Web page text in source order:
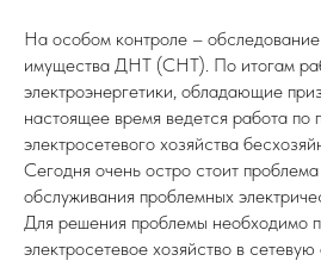
На особом контроле – обследование
имущества ДНТ (СНТ). По итогам
электроэнергетики, обладающие
настоящее время ведется работа по
электросетевого хозяйства
Сегодня очень остро стоит
обслуживания проблемных
Для решения проблемы необходимо
электросетевое хозяйство в